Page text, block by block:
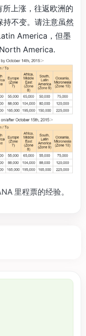
上涨，往返欧洲的
不变。请注意虽然
America，但墨
America.
里程票的经验。